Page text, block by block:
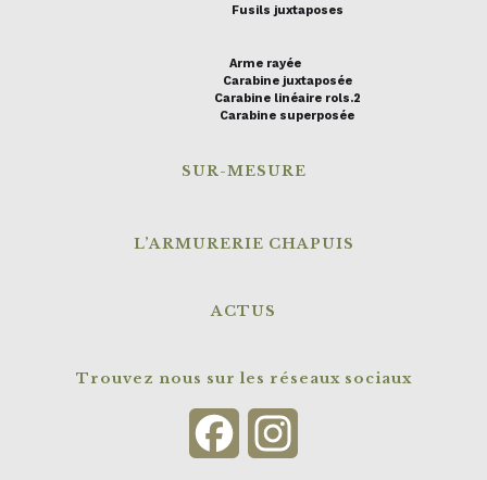
Fusils juxtaposes
Arme rayée
Carabine juxtaposée
Carabine linéaire rols.2
Carabine superposée
SUR-MESURE
L’ARMURERIE CHAPUIS
ACTUS
Trouvez nous sur les réseaux sociaux
Facebook